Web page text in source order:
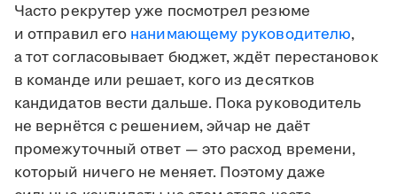
Часто рекрутер уже посмотрел резюме
и отправил его нанимающему руководителю,
а тот согласовывает бюджет, ждёт перестановок
в команде или решает, кого из десятков
кандидатов вести дальше. Пока руководитель
не вернётся с решением, эйчар не даёт
промежуточный ответ — это расход времени,
который ничего не меняет. Поэтому даже